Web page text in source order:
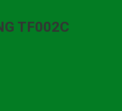
TF002C